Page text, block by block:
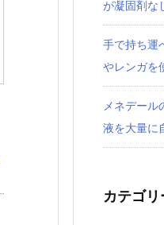
が凝固剤な
手で持ち運
やレンガを
メネデー
液を大量に
カテゴリ